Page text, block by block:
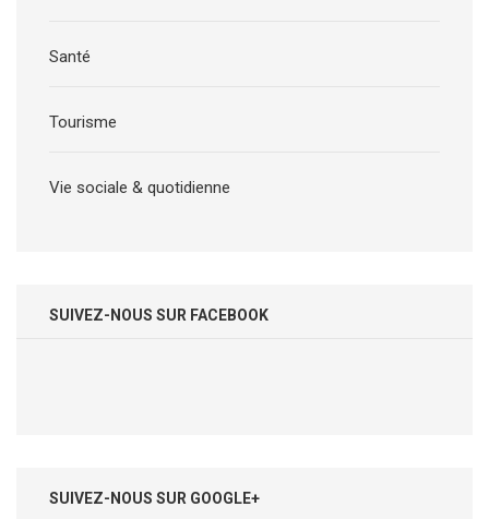
Santé
Tourisme
Vie sociale & quotidienne
SUIVEZ-NOUS SUR FACEBOOK
SUIVEZ-NOUS SUR GOOGLE+